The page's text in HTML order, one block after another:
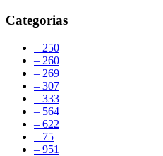
Categorias
– 250
– 260
– 269
– 307
– 333
– 564
– 622
– 75
– 951